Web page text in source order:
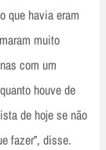
que havia eram
muito
com um
houve de
de hoje se não
fazer”, disse.